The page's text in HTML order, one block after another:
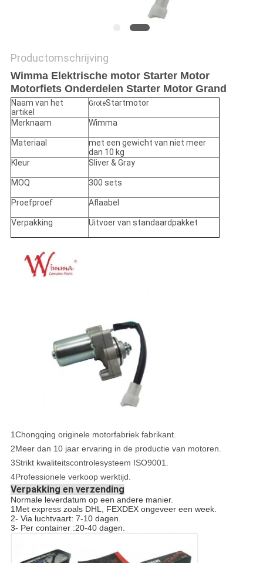
Productomschrijving
Wimma Elektrische motor Starter Motor
Motorfiets Onderdelen Starter Motor Grand
Naam van het
artikel
GroteStartmotor
Merknaam Wimma
Materiaal
met een gewicht van niet meer
dan 10 kg
Kleur
Sliver & Gray
MOQ 300 sets
Proefproef Aflaabel
Verpakking Uitvoer van standaardpakket
1Chongqing originele motorfabriek fabrikant.
2Meer dan 10 jaar ervaring in de productie van motoren.
3Strikt kwaliteitscontrolesysteem ISO9001.
4Professionele verkoop werktijd.
Verpakking en verzending
Normale leverdatum op een andere manier.
1Met express zoals DHL, FEXDEX ongeveer een week.
2- Via luchtvaart: 7-10 dagen.
3- Per container :20-40 dagen.